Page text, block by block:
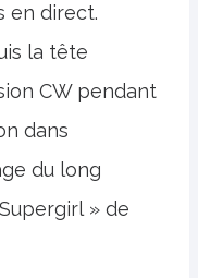
en direct.
la tête
CW pendant
dans
du long
» de